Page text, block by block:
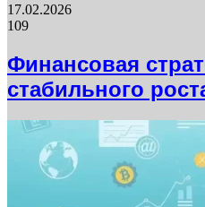
17.02.2026
109
Финансовая
стабильного